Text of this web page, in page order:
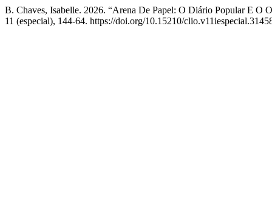
B. Chaves, Isabelle. 2026. “Arena De Papel: O Diário Popular E O
11 (especial), 144-64. https://doi.org/10.15210/